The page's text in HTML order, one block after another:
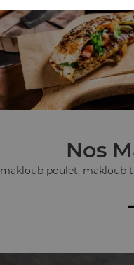
Nos
makloub poulet, makloub